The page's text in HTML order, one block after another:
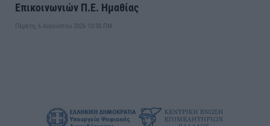
Επικοινωνιών Π.Ε. Ημαθίας
Πέμπτη, 6 Αυγούστου 2026 10:30 ΠΜ